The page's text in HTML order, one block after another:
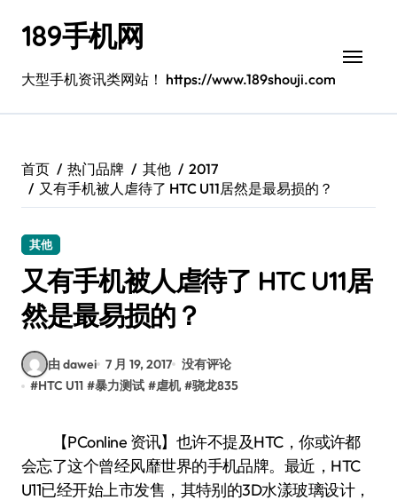
189手机网
大型手机资讯类网站！ https://www.189shouji.com
首页 热门品牌 其他
2017
又有手机被人虐待了 HTC U11居然是最易损的？
其他
又有手机被人虐待了 HTC U11居
然是最易损的？
由 dawei 7 月 19, 2017 没有评论
#HTC U11 #暴力测试 #虐机 #骁龙835
【PConline 资讯】也许不提及HTC，你或许都
会忘了这个曾经风靡世界的手机品牌。最近，HTC
U11已经开始上市发售，其特别的3D水漾玻璃设计，